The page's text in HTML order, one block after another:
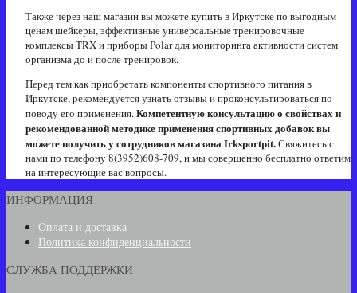
Также через наш магазин вы можете купить в Иркутске по выгодным
ценам шейкеры, эффективные универсальные тренировочные
комплексы TRX и приборы Polar для мониторинга активности систем
организма до и после тренировок.
Перед тем как приобретать компоненты спортивного питания в
Иркутске, рекомендуется узнать отзывы и проконсультироваться по
поводу его применения.Компетентную консультацию о свойствах и
рекомендованной методике применения спортивных добавок вы
можете получить у сотрудников магазина Irksportpit.Свяжитесь с
нами по телефону8(3952)608-709, и мы совершенно бесплатно ответим
на интересующие вас вопросы.
ИНФОРМАЦИЯ
Оплата и доставка
Политика конфиденциальности
СЛУЖБА ПОДДЕРЖКИ